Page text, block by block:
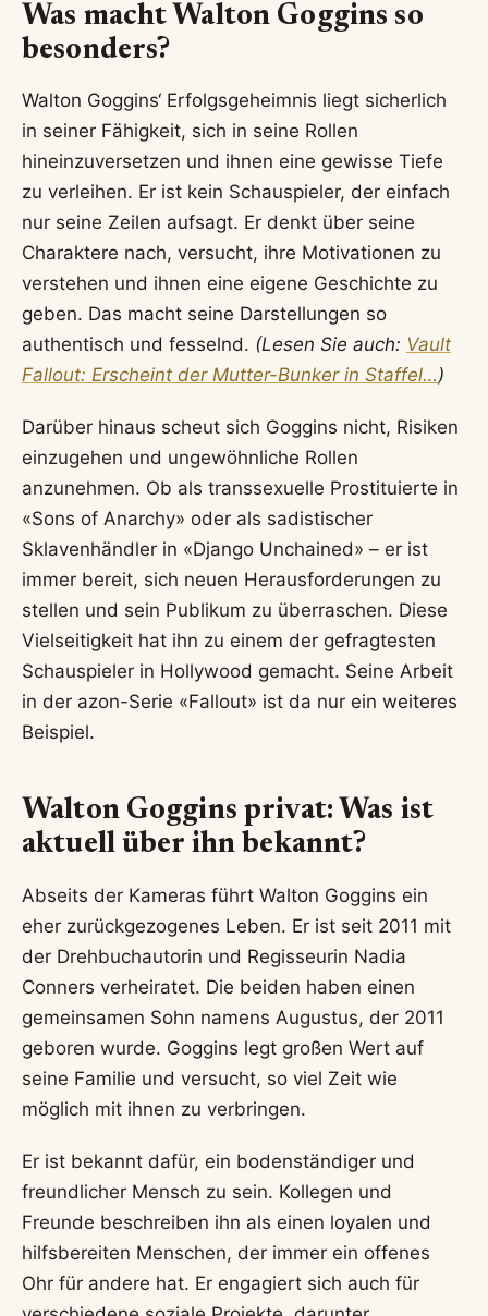
Was macht Walton Goggins so
besonders?
Walton Goggins‘ Erfolgsgeheimnis liegt sicherlich
in seiner Fähigkeit, sich in seine Rollen
hineinzuversetzen und ihnen eine gewisse Tiefe
zu verleihen. Er ist kein Schauspieler, der einfach
nur seine Zeilen aufsagt. Er denkt über seine
Charaktere nach, versucht, ihre Motivationen zu
verstehen und ihnen eine eigene Geschichte zu
geben. Das macht seine Darstellungen so
authentisch und fesselnd. (Lesen Sie auch: Vault
Fallout: Erscheint der Mutter-Bunker in Staffel…)
Darüber hinaus scheut sich Goggins nicht, Risiken
einzugehen und ungewöhnliche Rollen
anzunehmen. Ob als transsexuelle Prostituierte in
«Sons of Anarchy» oder als sadistischer
Sklavenhändler in «Django Unchained» – er ist
immer bereit, sich neuen Herausforderungen zu
stellen und sein Publikum zu überraschen. Diese
Vielseitigkeit hat ihn zu einem der gefragtesten
Schauspieler in Hollywood gemacht. Seine Arbeit
in der azon-Serie «Fallout» ist da nur ein weiteres
Beispiel.
Walton Goggins privat: Was ist
aktuell über ihn bekannt?
Abseits der Kameras führt Walton Goggins ein
eher zurückgezogenes Leben. Er ist seit 2011 mit
der Drehbuchautorin und Regisseurin Nadia
Conners verheiratet. Die beiden haben einen
gemeinsamen Sohn namens Augustus, der 2011
geboren wurde. Goggins legt großen Wert auf
seine Familie und versucht, so viel Zeit wie
möglich mit ihnen zu verbringen.
Er ist bekannt dafür, ein bodenständiger und
freundlicher Mensch zu sein. Kollegen und
Freunde beschreiben ihn als einen loyalen und
hilfsbereiten Menschen, der immer ein offenes
Ohr für andere hat. Er engagiert sich auch für